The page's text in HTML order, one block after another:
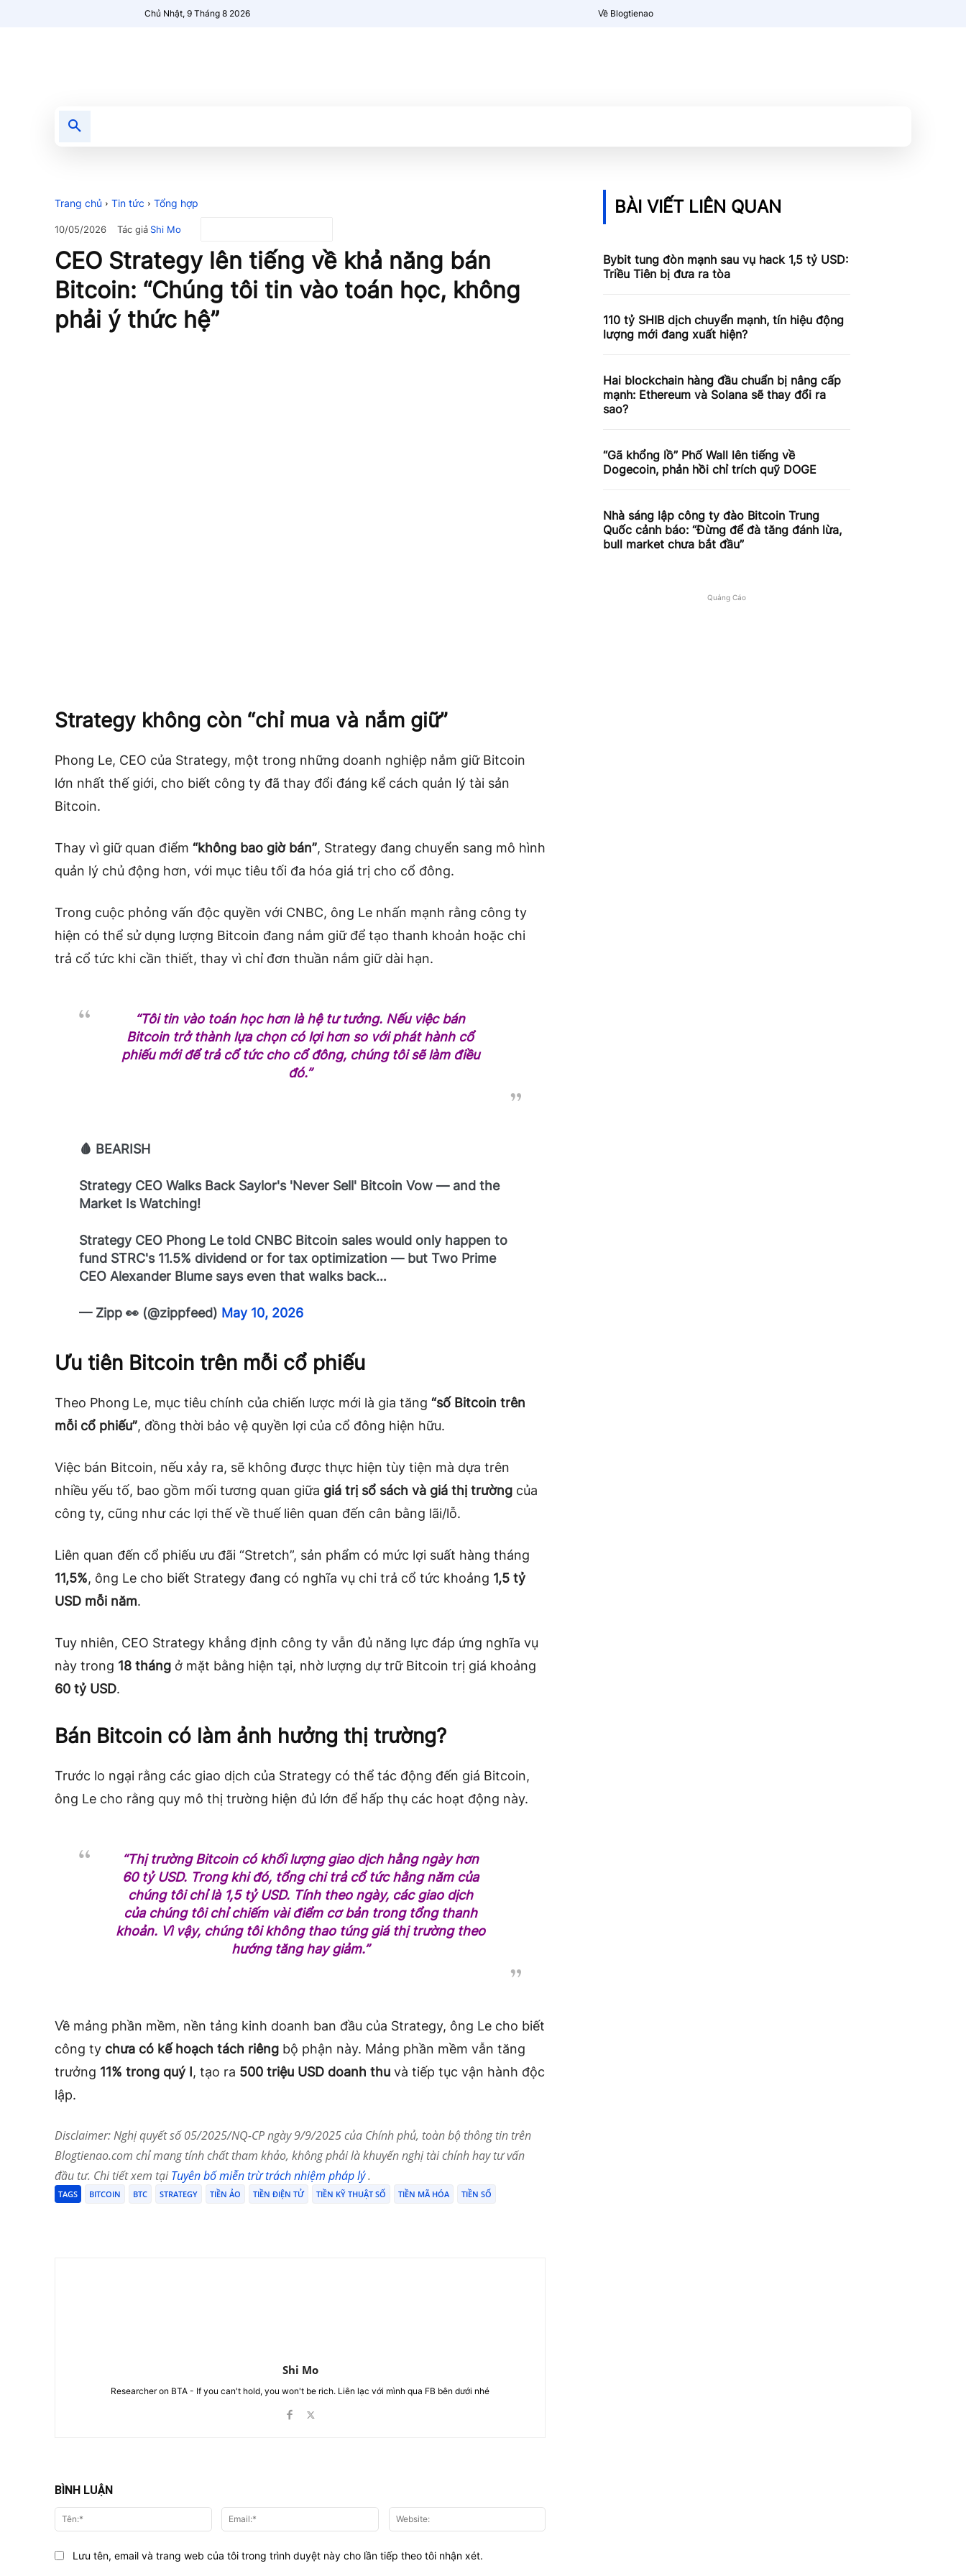
Chủ Nhật, 9 Tháng 8 2026 Về Blogtienao
Trang chủ Tin tức Tổng hợp
10/05/2026 Tác giảShi Mo
CEO Strategy lên tiếng về khả năng bán
Bitcoin: “Chúng tôi tin vào toán học, không
phải ý thức hệ”
Strategy không còn “chỉ mua và nắm giữ”
Phong Le, CEO của Strategy, một trong những doanh nghiệp nắm giữ Bitcoin
lớn nhất thế giới, cho biết công ty đã thay đổi đáng kể cách quản lý tài sản
Bitcoin.
Thay vì giữ quan điểm “không bao giờ bán”, Strategy đang chuyển sang mô hình
quản lý chủ động hơn, với mục tiêu tối đa hóa giá trị cho cổ đông.
Trong cuộc phỏng vấn độc quyền với CNBC, ông Le nhấn mạnh rằng công ty
hiện có thể sử dụng lượng Bitcoin đang nắm giữ để tạo thanh khoản hoặc chi
trả cổ tức khi cần thiết, thay vì chỉ đơn thuần nắm giữ dài hạn.
“Tôi tin vào toán học hơn là hệ tư tưởng. Nếu việc bán
Bitcoin trở thành lựa chọn có lợi hơn so với phát hành cổ
phiếu mới để trả cổ tức cho cổ đông, chúng tôi sẽ làm điều
đó.”
🩸 BEARISH
Strategy CEO Walks Back Saylor's 'Never Sell' Bitcoin Vow — and the
Market Is Watching!
Strategy CEO Phong Le told CNBC Bitcoin sales would only happen to
fund STRC's 11.5% dividend or for tax optimization — but Two Prime
CEO Alexander Blume says even that walks back…
— Zipp 👀 (@zippfeed) May 10, 2026
Ưu tiên Bitcoin trên mỗi cổ phiếu
Theo Phong Le, mục tiêu chính của chiến lược mới là gia tăng “số Bitcoin trên
mỗi cổ phiếu”, đồng thời bảo vệ quyền lợi của cổ đông hiện hữu.
Việc bán Bitcoin, nếu xảy ra, sẽ không được thực hiện tùy tiện mà dựa trên
nhiều yếu tố, bao gồm mối tương quan giữa giá trị sổ sách và giá thị trường của
công ty, cũng như các lợi thế về thuế liên quan đến cân bằng lãi/lỗ.
Liên quan đến cổ phiếu ưu đãi “Stretch”, sản phẩm có mức lợi suất hàng tháng
11,5%, ông Le cho biết Strategy đang có nghĩa vụ chi trả cổ tức khoảng 1,5 tỷ
USD mỗi năm.
Tuy nhiên, CEO Strategy khẳng định công ty vẫn đủ năng lực đáp ứng nghĩa vụ
này trong 18 tháng ở mặt bằng hiện tại, nhờ lượng dự trữ Bitcoin trị giá khoảng
60 tỷ USD.
Bán Bitcoin có làm ảnh hưởng thị trường?
Trước lo ngại rằng các giao dịch của Strategy có thể tác động đến giá Bitcoin,
ông Le cho rằng quy mô thị trường hiện đủ lớn để hấp thụ các hoạt động này.
“Thị trường Bitcoin có khối lượng giao dịch hằng ngày hơn
60 tỷ USD. Trong khi đó, tổng chi trả cổ tức hằng năm của
chúng tôi chỉ là 1,5 tỷ USD. Tính theo ngày, các giao dịch
của chúng tôi chỉ chiếm vài điểm cơ bản trong tổng thanh
khoản. Vì vậy, chúng tôi không thao túng giá thị trường theo
hướng tăng hay giảm.”
Về mảng phần mềm, nền tảng kinh doanh ban đầu của Strategy, ông Le cho biết
công ty chưa có kế hoạch tách riêng bộ phận này. Mảng phần mềm vẫn tăng
trưởng 11% trong quý I, tạo ra 500 triệu USD doanh thu và tiếp tục vận hành độc
lập.
Disclaimer: Nghị quyết số 05/2025/NQ-CP ngày 9/9/2025 của Chính phủ, toàn bộ thông tin trên
Blogtienao.com chỉ mang tính chất tham khảo, không phải là khuyến nghị tài chính hay tư vấn
đầu tư. Chi tiết xem tạiTuyên bố miễn trừ trách nhiệm pháp lý.
TAGS BITCOIN BTC STRATEGY TIỀN ẢO TIỀN ĐIỆN TỬ TIỀN KỸ THUẬT SỐ TIỀN MÃ HÓA TIỀN SỐ
Shi Mo
Researcher on BTA - If you can't hold, you won't be rich. Liên lạc với mình qua FB bên dưới nhé
BÌNH LUẬN
Tên:* Email:*
Lưu tên, email và trang web của tôi trong trình duyệt này cho lần tiếp theo tôi nhận xét.
BÀI VIẾT LIÊN QUAN
Bybit tung đòn mạnh sau vụ hack 1,5 tỷ USD:
Triều Tiên bị đưa ra tòa
110 tỷ SHIB dịch chuyển mạnh, tín hiệu động
lượng mới đang xuất hiện?
Hai blockchain hàng đầu chuẩn bị nâng cấp
mạnh: Ethereum và Solana sẽ thay đổi ra
sao?
“Gã khổng lồ” Phố Wall lên tiếng về
Dogecoin, phản hồi chỉ trích quỹ DOGE
Nhà sáng lập công ty đào Bitcoin Trung
Quốc cảnh báo: “Đừng để đà tăng đánh lừa,
bull market chưa bắt đầu”
Quảng Cáo